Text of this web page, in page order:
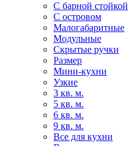
С барной стойкой
С островом
Малогабаритные
Модульные
Скрытые ручки
Размер
Мини-кухни
Узкие
3 кв. м.
5 кв. м.
6 кв. м.
9 кв. м.
Все для кухни